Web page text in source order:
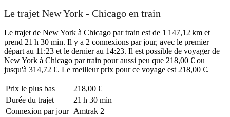
Le trajet New York - Chicago en train
Le trajet de New York à Chicago par train est de 1 147,12 km et
prend 21 h 30 min. Il y a 2 connexions par jour, avec le premier
départ au 11:23 et le dernier au 14:23. Il est possible de voyager de
New York à Chicago par train pour aussi peu que 218,00 € ou
jusqu'à 314,72 €. Le meilleur prix pour ce voyage est 218,00 €.
Prix ​​le plus bas
218,00 €
Durée du trajet
21 h 30 min
Connexion par jour Amtrak 2